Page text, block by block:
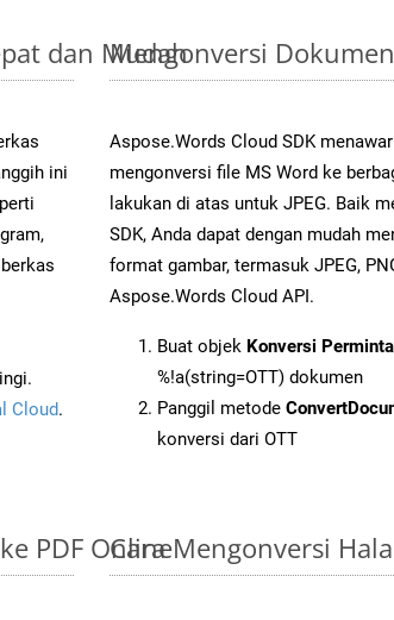
dan Mudah
ini
Cloud.
Mengonversi
Aspose.Words Cloud SDK
mengonversi file MS Word ke
lakukan di atas untuk JPEG. Baik
SDK, Anda dapat dengan mudah
format gambar, termasuk JPEG,
Aspose.Words Cloud API.
Buat objek Konversi
%!a(string=OTT) dokumen
Panggil metode
konversi dari OTT
PDF OnlineCara Mengonversi